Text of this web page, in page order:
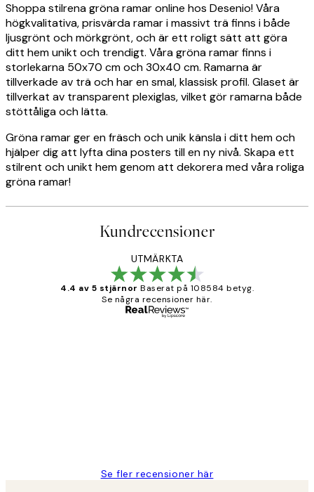
Shoppa stilrena gröna ramar online hos Desenio! Våra
högkvalitativa, prisvärda ramar i massivt trä finns i både
ljusgrönt och mörkgrönt, och är ett roligt sätt att göra
ditt hem unikt och trendigt. Våra gröna ramar finns i
storlekarna 50x70 cm och 30x40 cm. Ramarna är
tillverkade av trä och har en smal, klassisk profil. Glaset är
tillverkat av transparent plexiglas, vilket gör ramarna både
stöttåliga och lätta.
Gröna ramar ger en fräsch och unik känsla i ditt hem och
hjälper dig att lyfta dina posters till en ny nivå. Skapa ett
stilrent och unikt hem genom att dekorera med våra roliga
gröna ramar!
Kundrecensioner
UTMÄRKTA
4.4 av 5 stjärnor Baserat på 108584 betyg.
Se några recensioner här.
Se fler recensioner här